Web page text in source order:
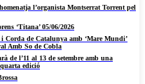
l’organista Montserrat Torrent pel
‘Titana’ 05/06/2026
Corda de Catalunya amb ‘Mare Mundi’
Amb So de Cobla
de l’11 al 13 de setembre amb una
edició